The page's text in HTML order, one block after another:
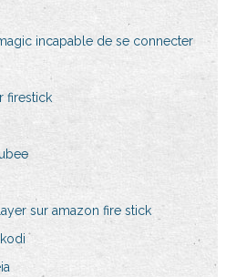
incapable de se connecter
firestick
sur amazon fire stick